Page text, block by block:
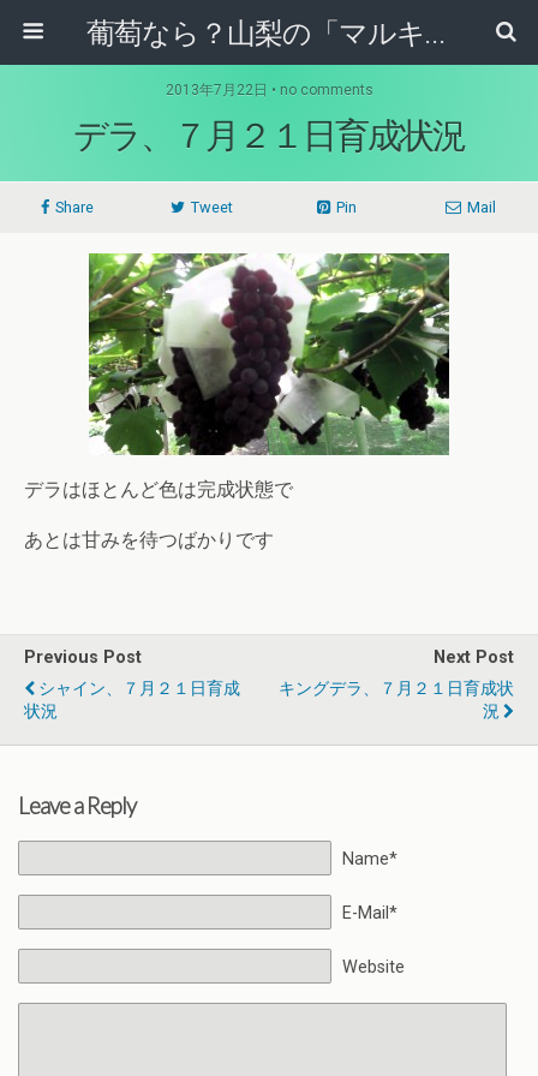
葡萄なら？山梨の「マルキ果樹園」！！
2013年7月22日 • no comments
デラ、７月２１日育成状況
Share Tweet Pin Mail
デラはほとんど色は完成状態で
あとは甘みを待つばかりです
Previous Post
シャイン、７月２１日育成
状況
Next Post
キングデラ、７月２１日育成状
況
Leave a Reply
Name*
E-Mail*
Website